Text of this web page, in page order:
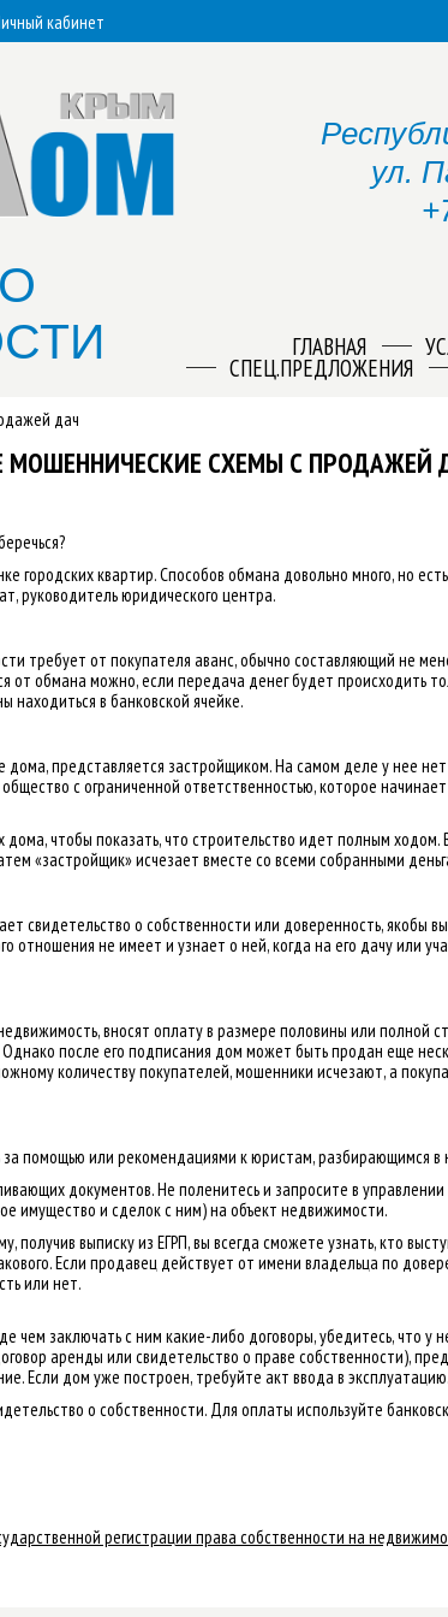
кабинет
ул.
ГЛАВНАЯ
СПЕЦ.ПРЕДЛОЖЕНИЯ
дач
МОШЕННИЧЕСКИЕ СХЕМЫ С ПРОДАЖЕЙ
городских квартир. Способов обмана довольно много, но
руководитель юридического центра.
требует от покупателя аванс, обычно составляющий не
от обмана можно, если передача денег будет происходить
находиться в банковской ячейке.
представляется застройщиком. На самом деле у нее
с ограниченной ответственностью, которое
чтобы показать, что строительство идет полным
«застройщик» исчезает вместе со всеми собранными
свидетельство о собственности или доверенность, якобы
отношения не имеет и узнает о ней, когда на его дачу или
вносят оплату в размере половины или полной
после его подписания дом может быть продан еще
количеству покупателей, мошенники исчезают, а
за помощью или рекомендациями к юристам, разбирающимся
документов. Не поленитесь и запросите в
имущество и сделок с ним) на объект недвижимости.
получив выписку из ЕГРП, вы всегда сможете узнать, кто
Если продавец действует от имени владельца по
или нет.
чем заключать с ним какие-либо договоры, убедитесь, что у
аренды или свидетельство о праве собственности),
Если дом уже построен, требуйте акт ввода в эксплуатацию.
о собственности. Для оплаты используйте
регистрации права собственности на